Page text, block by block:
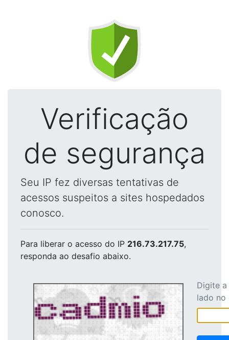
Verificação
de segurança
Seu IP fez diversas tentativas de
acessos suspeitos a sites hospedados
conosco.
Para liberar o acesso do IP 216.73.217.75,
responda ao desafio abaixo.
Digite
lado no